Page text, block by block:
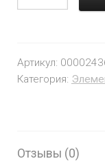
Артикул:
Категория:
Отзывы (0)